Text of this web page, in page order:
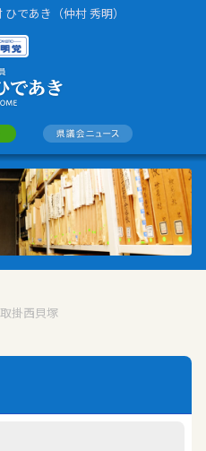
であき（仲村 秀明）
取掛西貝塚